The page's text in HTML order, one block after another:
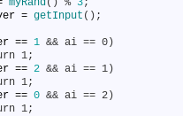
myRand( ) % 3;
= getInput ( ) ;
== 1 && ai == 0)
1;
== 2 && ai == 1)
1;
== 0 && ai == 2)
1;